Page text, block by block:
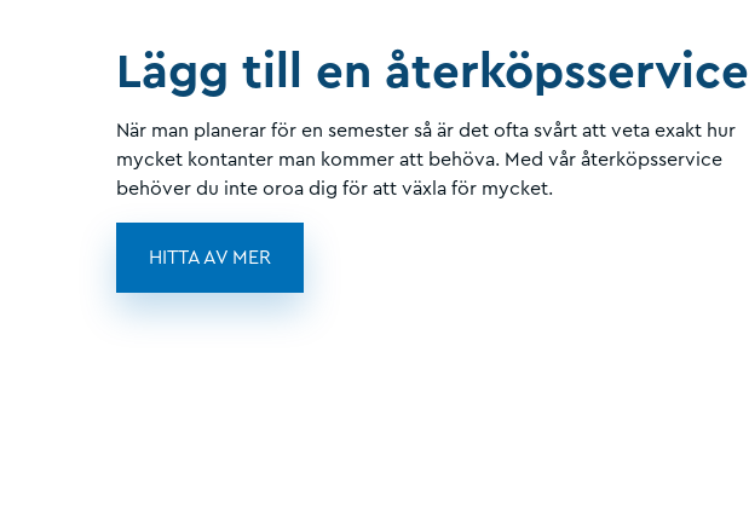
Lägg till en återköpsservice
När man planerar för en semester så är det ofta svårt att veta exakt hur
mycket kontanter man kommer att behöva. Med vår återköpsservice
behöver du inte oroa dig för att växla för mycket.
HITTA AV MER